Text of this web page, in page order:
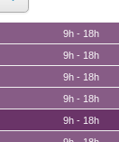
9h - 18h
9h - 18h
9h - 18h
9h - 18h
9h - 18h